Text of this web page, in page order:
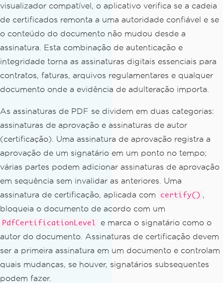
fromFile . ( "document.pdf" ));
// Create a PdfSignature using
a PFX certificate file and its passwor
d
PdfSignature signature = new
P
audit trails
        signature
.setSigningContact ("J
ohn Smith");
        signature
.setSigningLocation
cument Approval");
// Apply the digital signature
to the PDF
// Save the signed PDF to a ne
w file
visualizador compatível, o aplicativo verifica se a cadeia
de certificados remonta a uma autoridade confiável e se
o conteúdo do documento não mudou desde a
assinatura. Esta combinação de autenticação e
integridade torna as assinaturas digitais essenciais para
contratos, faturas, arquivos regulamentares e qualquer
documento onde a evidência de adulteração importa.
As assinaturas de PDF se dividem em duas categorias:
assinaturas de aprovação e assinaturas de autor
(certificação). Uma assinatura de aprovação registra a
aprovação de um signatário em um ponto no tempo;
várias partes podem adicionar assinaturas de aprovação
em sequência sem invalidar as anteriores. Uma
assinatura de certificação, aplicada com
certify() ,
bloqueia o documento de acordo com um
PdfCertificationLevel
e marca o signatário como o
autor do documento. Assinaturas de certificação devem
ser a primeira assinatura em um documento e controlam
quais mudanças, se houver, signatários subsequentes
podem fazer.